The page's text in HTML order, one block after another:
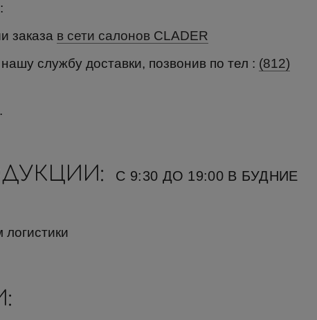
заказа в сети салонов CLADER
службу доставки, позвонив по тел : (812)
.
С 9:30 ДО 19:00 В БУДНИЕ